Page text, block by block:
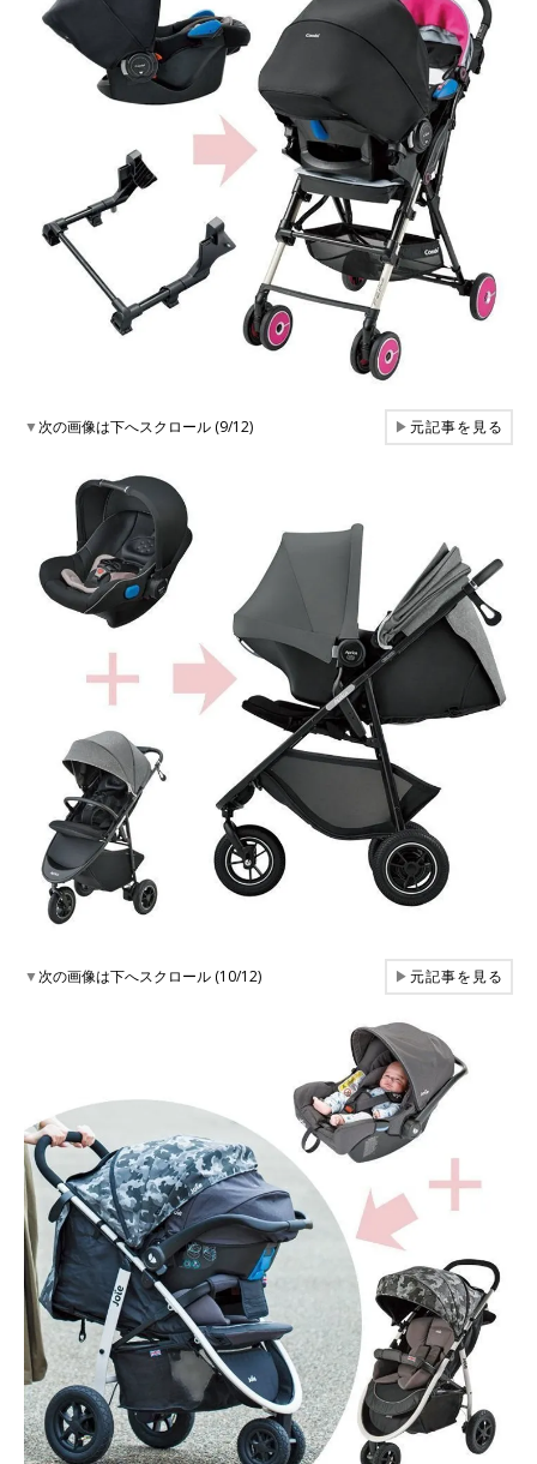
▼次の画像は下へスクロール (9/12) ▶元記事を見る
▼次の画像は下へスクロール (10/12) ▶元記事を見る